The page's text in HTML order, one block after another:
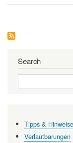
Search
Search
Tipps & Hinweise
Verlautbarungen